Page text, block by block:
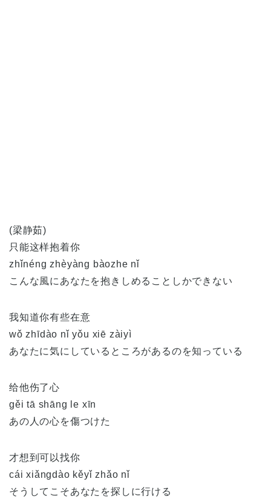
(梁静茹)
只能这样抱着你
zhǐnéng zhèyàng bàozhe nǐ
こんな風にあなたを抱きしめることしかできない
我知道你有些在意
wǒ zhīdào nǐ yǒu xiē zàiyì
あなたに気にしているところがあるのを知っている
给他伤了心
gěi tā shāng le xīn
あの人の心を傷つけた
才想到可以找你
cái xiǎngdào kěyǐ zhǎo nǐ
そうしてこそあなたを探しに行ける